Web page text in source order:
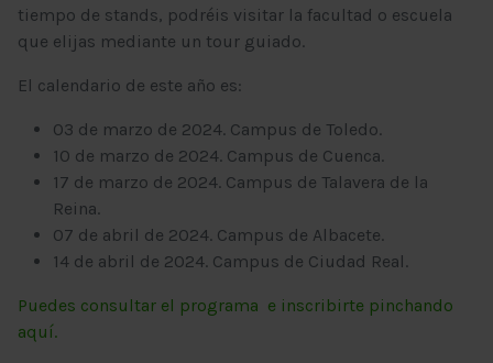
tiempo de stands, podréis visitar la facultad o escuela
que elijas mediante un tour guiado.
El calendario de este año es:
03 de marzo de 2024. Campus de Toledo.
10 de marzo de 2024. Campus de Cuenca.
17 de marzo de 2024. Campus de Talavera de la
Reina.
07 de abril de 2024. Campus de Albacete.
14 de abril de 2024. Campus de Ciudad Real.
Puedes consultar el programa e inscribirte pinchando
aquí.